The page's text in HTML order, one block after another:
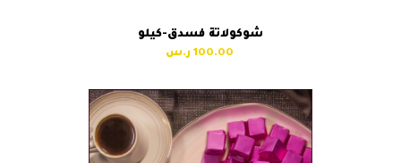
شوكولاتة فسدق-كيلو